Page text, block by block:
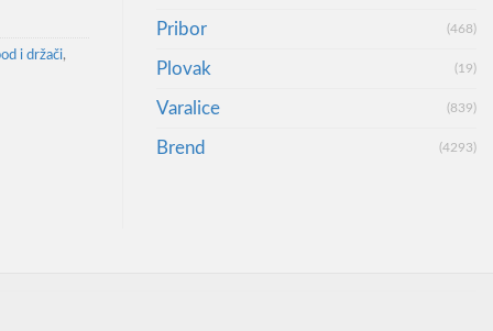
i držači,
Pribor (468)
Plovak (19)
Varalice (839)
Brend (4293)